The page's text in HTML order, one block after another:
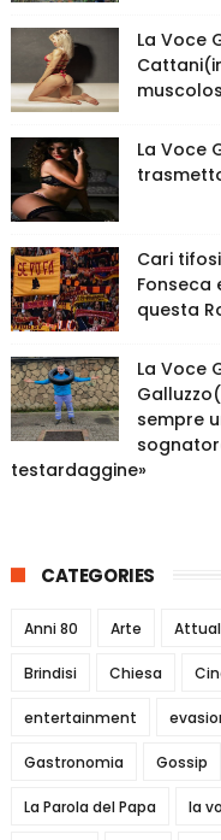
La Voce
La Voce
Cari
Fonseca
questa
La Voce
sempre
testardaggine»
CATEGORIES
Anni 80 Arte
Brindisi Chiesa
entertainment
Gastronomia Gossip
La Parola del Papa la